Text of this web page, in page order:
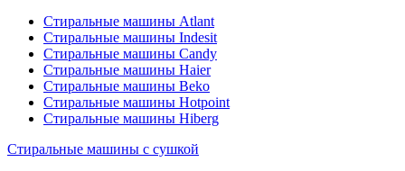
Стиральные машины Atlant
Стиральные машины Indesit
Стиральные машины Candy
Стиральные машины Haier
Стиральные машины Beko
Стиральные машины Hotpoint
Стиральные машины Hiberg
Стиральные машины с сушкой